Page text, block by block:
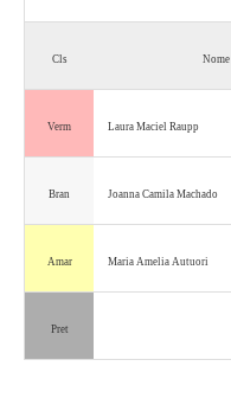
Cls Nome
Verm Laura Maciel Raupp
Bran Joanna Camila Machado
Amar Maria Amelia Autuori
Pret